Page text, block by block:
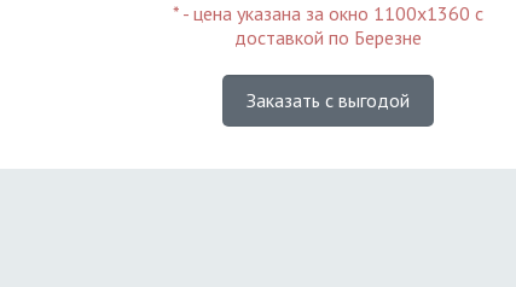
* - цена указана за окно 1100х1360 с
доставкой по Березне
Заказать с выгодой